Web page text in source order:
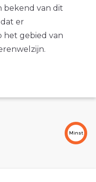
bekend van dit
er
het gebied van
Minst